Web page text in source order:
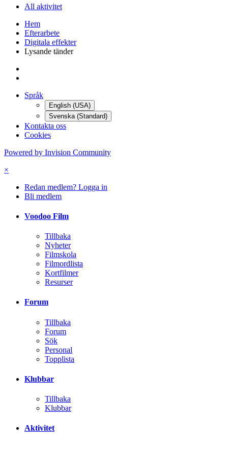
All aktivitet
Hem
Efterarbete
Digitala effekter
Lysande tänder
Språk
English (USA)
Svenska (Standard)
Kontakta oss
Cookies
Powered by Invision Community
×
Redan medlem? Logga in
Bli medlem
Voodoo Film
Tillbaka
Nyheter
Filmskola
Filmordlista
Kortfilmer
Resurser
Forum
Tillbaka
Forum
Sök
Personal
Topplista
Klubbar
Tillbaka
Klubbar
Aktivitet